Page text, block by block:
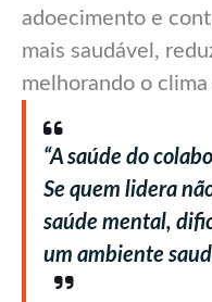
adoecimento e
mais saudável,
melhorando o
“A saúde do
Se quem lidera
saúde mental,
um ambiente